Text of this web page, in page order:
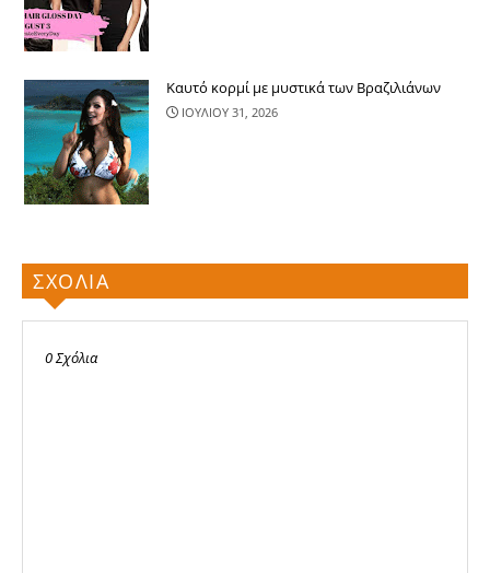
Καυτό κορμί με μυστικά των Βραζιλιάνων
ΙΟΥΛΙΟΥ 31, 2026
ΣΧΟΛΙΑ
0 Σχόλια